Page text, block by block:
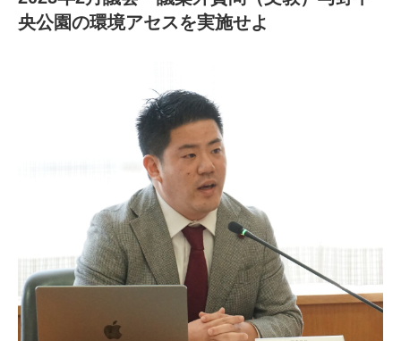
央公園の環境アセスを実施せよ